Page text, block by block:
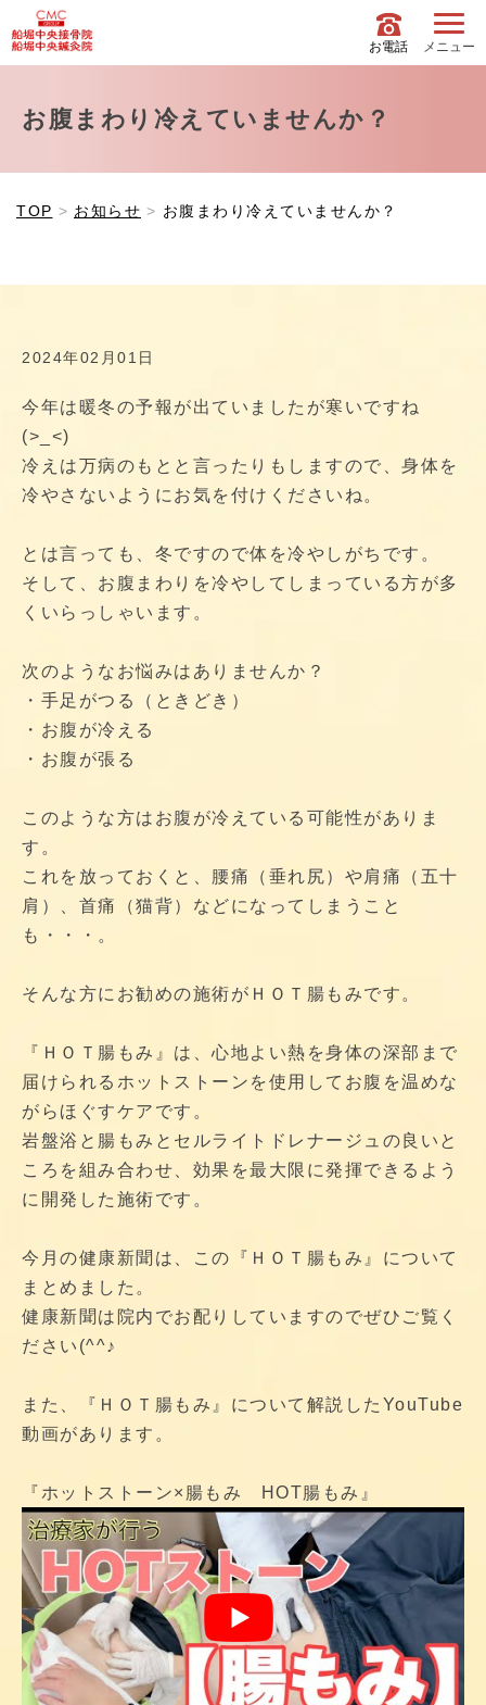
お電話 メニュー
お腹まわり冷えていませんか？
TOP お知らせ お腹まわり冷えていませんか？
2024年02月01日
今年は暖冬の予報が出ていましたが寒いですね
(>_<)
冷えは万病のもとと言ったりもしますので、身体を
冷やさないようにお気を付けくださいね。
とは言っても、冬ですので体を冷やしがちです。
そして、お腹まわりを冷やしてしまっている方が多
くいらっしゃいます。
次のようなお悩みはありませんか？
・手足がつる（ときどき）
・お腹が冷える
・お腹が張る
このような方はお腹が冷えている可能性がありま
す。
これを放っておくと、腰痛（垂れ尻）や肩痛（五十
肩）、首痛（猫背）などになってしまうこと
も・・・。
そんな方にお勧めの施術がＨＯＴ腸もみです。
『ＨＯＴ腸もみ』は、心地よい熱を身体の深部まで
届けられるホットストーンを使用してお腹を温めな
がらほぐすケアです。
岩盤浴と腸もみとセルライトドレナージュの良いと
ころを組み合わせ、効果を最大限に発揮できるよう
に開発した施術です。
今月の健康新聞は、この『ＨＯＴ腸もみ』について
まとめました。
健康新聞は院内でお配りしていますのでぜひご覧く
ださい(^^♪
また、『ＨＯＴ腸もみ』について解説したYouTube
動画があります。
『ホットストーン×腸もみ HOT腸もみ』